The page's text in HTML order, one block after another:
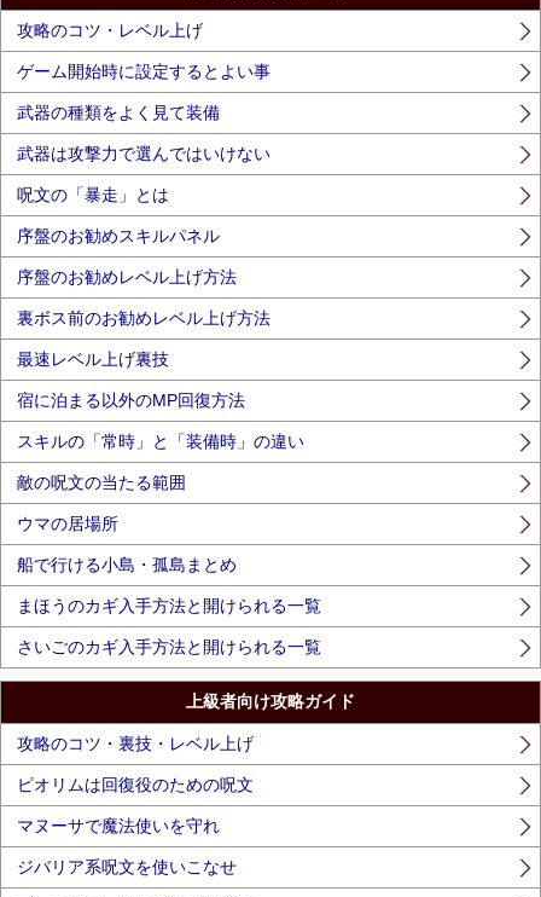
攻略のコツ・レベル上げ
ゲーム開始時に設定するとよい事
武器の種類をよく見て装備
武器は攻撃力で選んではいけない
呪文の「暴走」とは
序盤のお勧めスキルパネル
序盤のお勧めレベル上げ方法
裏ボス前のお勧めレベル上げ方法
最速レベル上げ裏技
宿に泊まる以外のMP回復方法
スキルの「常時」と「装備時」の違い
敵の呪文の当たる範囲
ウマの居場所
船で行ける小島・孤島まとめ
まほうのカギ入手方法と開けられる一覧
さいごのカギ入手方法と開けられる一覧
上級者向け攻略ガイド
攻略のコツ・裏技・レベル上げ
ピオリムは回復役のための呪文
マヌーサで魔法使いを守れ
ジバリア系呪文を使いこなせ